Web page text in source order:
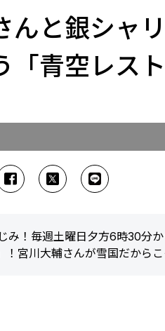
んと銀シャ
「青空レス
み！毎週土曜日夕方6時30分
宮川大輔さんが雪国だからこ